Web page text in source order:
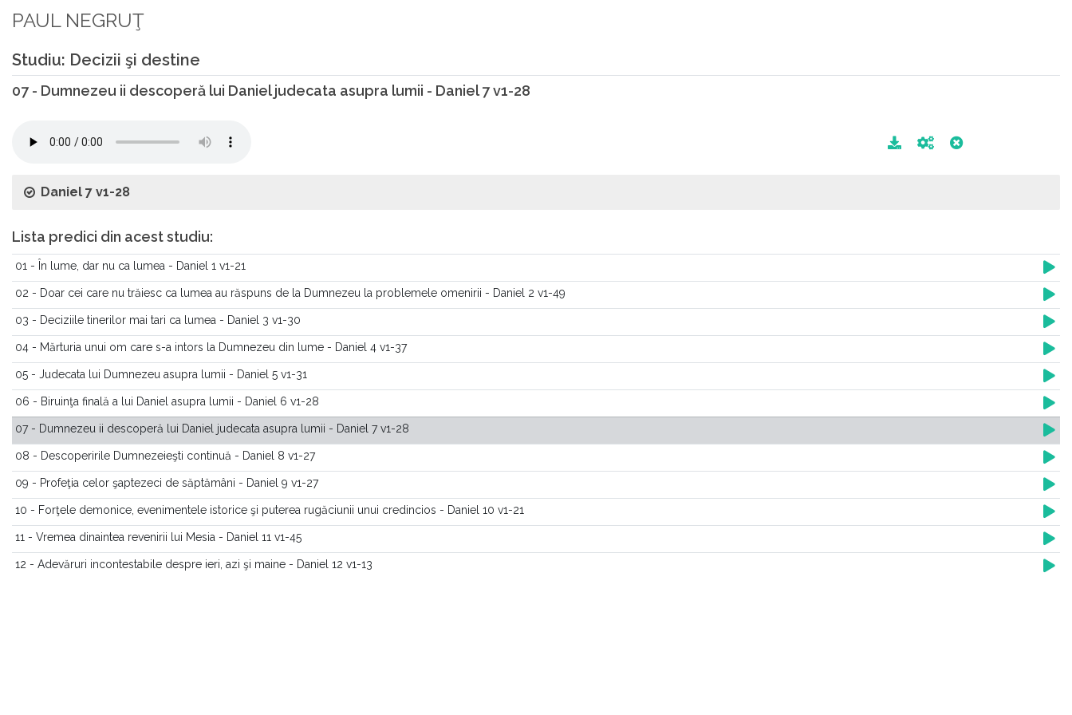
PAUL NEGRUŢ
Studiu: Decizii şi destine
07 - Dumnezeu ii descoperă lui Daniel judecata asupra lumii - Daniel 7 v1-28
Daniel 7 v1-28
Lista predici din acest studiu:
01 - În lume, dar nu ca lumea - Daniel 1 v1-21
02 - Doar cei care nu trăiesc ca lumea au răspuns de la Dumnezeu la problemele omenirii - Daniel 2 v1-49
03 - Deciziile tinerilor mai tari ca lumea - Daniel 3 v1-30
04 - Mărturia unui om care s-a intors la Dumnezeu din lume - Daniel 4 v1-37
05 - Judecata lui Dumnezeu asupra lumii - Daniel 5 v1-31
06 - Biruinţa finală a lui Daniel asupra lumii - Daniel 6 v1-28
07 - Dumnezeu ii descoperă lui Daniel judecata asupra lumii - Daniel 7 v1-28
08 - Descoperirile Dumnezeieşti continuă - Daniel 8 v1-27
09 - Profeţia celor şaptezeci de săptămâni - Daniel 9 v1-27
10 - Forţele demonice, evenimentele istorice şi puterea rugăciunii unui credincios - Daniel 10 v1-21
11 - Vremea dinaintea revenirii lui Mesia - Daniel 11 v1-45
12 - Adevăruri incontestabile despre ieri, azi şi maine - Daniel 12 v1-13